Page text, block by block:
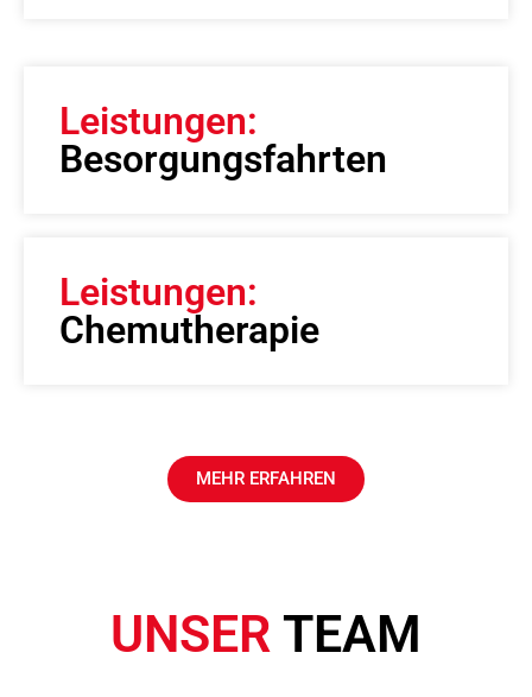
Leistungen:
Besorgungsfahrten
Leistungen:
Chemutherapie
MEHR ERFAHREN
UNSER TEAM